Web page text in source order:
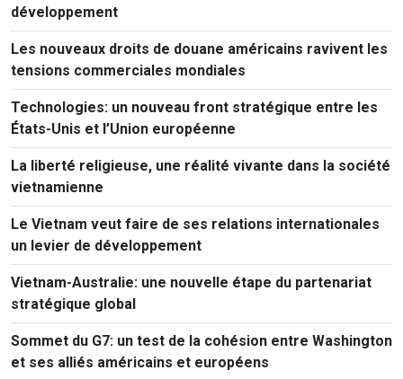
développement
Les nouveaux droits de douane américains ravivent les
tensions commerciales mondiales
Technologies: un nouveau front stratégique entre les
États-Unis et l’Union européenne
La liberté religieuse, une réalité vivante dans la société
vietnamienne
Le Vietnam veut faire de ses relations internationales
un levier de développement
Vietnam-Australie: une nouvelle étape du partenariat
stratégique global
Sommet du G7: un test de la cohésion entre Washington
et ses alliés américains et européens